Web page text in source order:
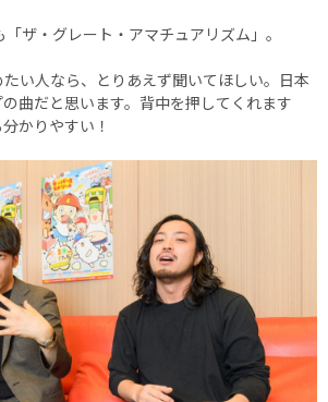
ザ・グレート・アマチュアリズム」。
い人なら、とりあえず聞いてほしい。日本
曲だと思います。背中を押してくれます
かりやすい！